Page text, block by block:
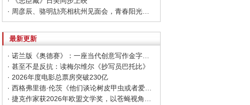
· 周彦辰、骆明劼亮相杭州见面会，青春阳光活力十足
最新更新
· 诺兰版《奥德赛》：一座当代创意写作金字塔的宏伟与平庸
· 甚至不是反抗：读梅尔维尔《抄写员巴托比》
· 2026年度电影总票房突破230亿
· 西格弗里德·伦茨《他们谈论树皮甲虫或者爱情》：请捍卫日常生活，千千万万次